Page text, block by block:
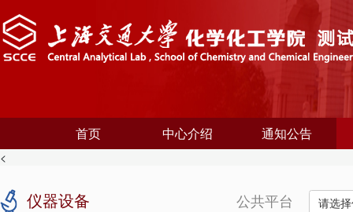
首页 中心介绍 通知公告
<
仪器设备 公共平台 请选